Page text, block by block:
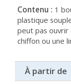
Contenu : 1
plastique
peut pas ouvrir
chiffon ou une
À partir de